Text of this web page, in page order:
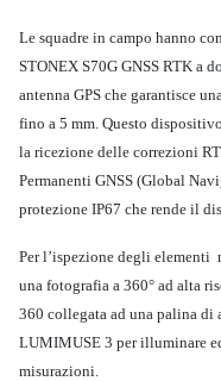
Le squadre in campo hanno
STONEX S70G GNSS RTK a
antenna GPS che garantisce
fino a 5 mm. Questo
la ricezione delle correzioni
Permanenti GNSS (Global
protezione IP67 che rende il
Per l’ispezione degli elementi
una fotografia a 360° ad alta
360 collegata ad una palina di
LUMIMUSE 3 per illuminare
misurazioni.